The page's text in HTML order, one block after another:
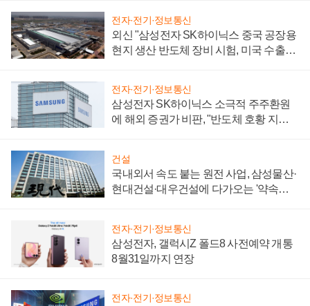
전자·전기·정보통신
외신 "삼성전자 SK하이닉스 중국 공장용
현지 생산 반도체 장비 시험, 미국 수출통
전자·전기·정보통신
삼성전자 SK하이닉스 소극적 주주환원
에 해외 증권가 비판, "반도체 호황 지속
건설
국내외서 속도 붙는 원전 사업, 삼성물산·
현대건설·대우건설에 다가오는 '약속의
전자·전기·정보통신
삼성전자, 갤럭시Z 폴드8 사전예약 개통
8월31일까지 연장
전자·전기·정보통신